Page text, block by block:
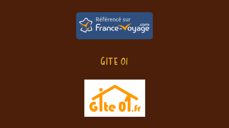
GITE 01